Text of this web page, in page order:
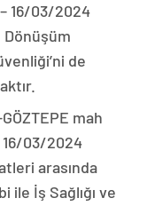
16/03/2024
Dönüşüm
de
mah
16/03/2024
arasında
ile İş Sağlığı ve